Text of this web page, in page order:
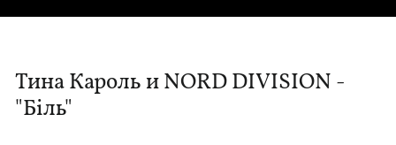
Тина Кароль и NORD DIVISION -
"Біль"